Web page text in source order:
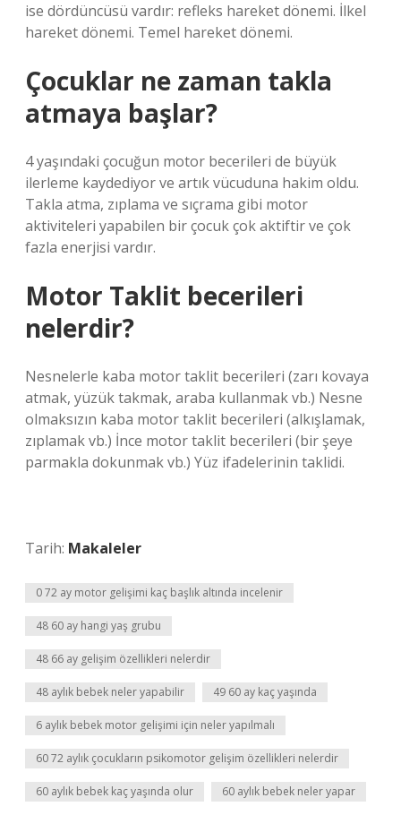
ise dördüncüsü vardır: refleks hareket dönemi. İlkel
hareket dönemi. Temel hareket dönemi.
Çocuklar ne zaman takla
atmaya başlar?
4 yaşındaki çocuğun motor becerileri de büyük
ilerleme kaydediyor ve artık vücuduna hakim oldu.
Takla atma, zıplama ve sıçrama gibi motor
aktiviteleri yapabilen bir çocuk çok aktiftir ve çok
fazla enerjisi vardır.
Motor Taklit becerileri
nelerdir?
Nesnelerle kaba motor taklit becerileri (zarı kovaya
atmak, yüzük takmak, araba kullanmak vb.) Nesne
olmaksızın kaba motor taklit becerileri (alkışlamak,
zıplamak vb.) İnce motor taklit becerileri (bir şeye
parmakla dokunmak vb.) Yüz ifadelerinin taklidi.
Tarih: Makaleler
0 72 ay motor gelişimi kaç başlık altında incelenir
48 60 ay hangi yaş grubu
48 66 ay gelişim özellikleri nelerdir
48 aylık bebek neler yapabilir 49 60 ay kaç yaşında
6 aylık bebek motor gelişimi için neler yapılmalı
60 72 aylık çocukların psikomotor gelişim özellikleri nelerdir
60 aylık bebek kaç yaşında olur 60 aylık bebek neler yapar